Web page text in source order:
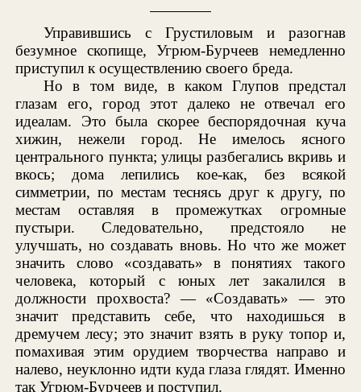
Управившись с Грустиловым и разогнав
безумное скопище, Угрюм-Бурчеев немедленно
приступил к осуществлению своего бреда.
Но в том виде, в каком Глупов предстал
глазам его, город этот далеко не отвечал его
идеалам. Это была скорее беспорядочная куча
хижин, нежели город. Не имелось ясного
центрального пункта; улицы разбегались вкривь и
вкось; дома лепились кое-как, без всякой
симметрии, по местам теснясь друг к другу, по
местам оставляя в промежутках огромные
пустыри. Следовательно, предстояло не
улучшать, но создавать вновь. Но что же может
значить слово «создавать» в понятиях такого
человека, который с юных лет закалился в
должности прохвоста? — «Создавать» — это
значит представить себе, что находишься в
дремучем лесу; это значит взять в руку топор и,
помахивая этим орудием творчества направо и
налево, неуклонно идти куда глаза глядят. Именно
так Угрюм-Бурчеев и поступил.